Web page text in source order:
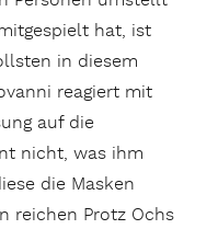
hat, ist
in diesem
reagiert mit
auf die
nicht, was ihm
die Masken
reichen Protz Ochs